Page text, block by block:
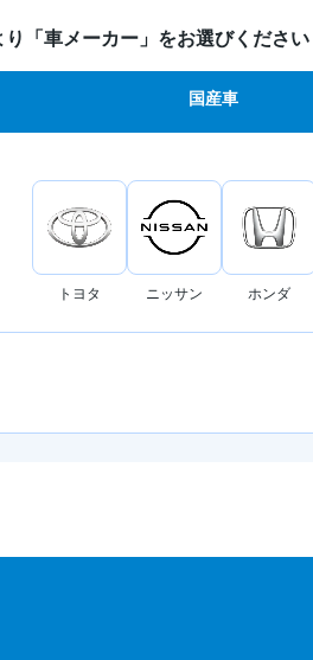
り「車メーカー」をお選びください
国産車
トヨタ ニッサン ホンダ